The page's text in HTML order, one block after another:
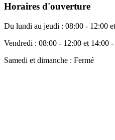
Horaires d'ouverture
Du lundi au jeudi : 08:00 - 12:00
Vendredi : 08:00 - 12:00 et 14:00
Samedi et dimanche : Fermé